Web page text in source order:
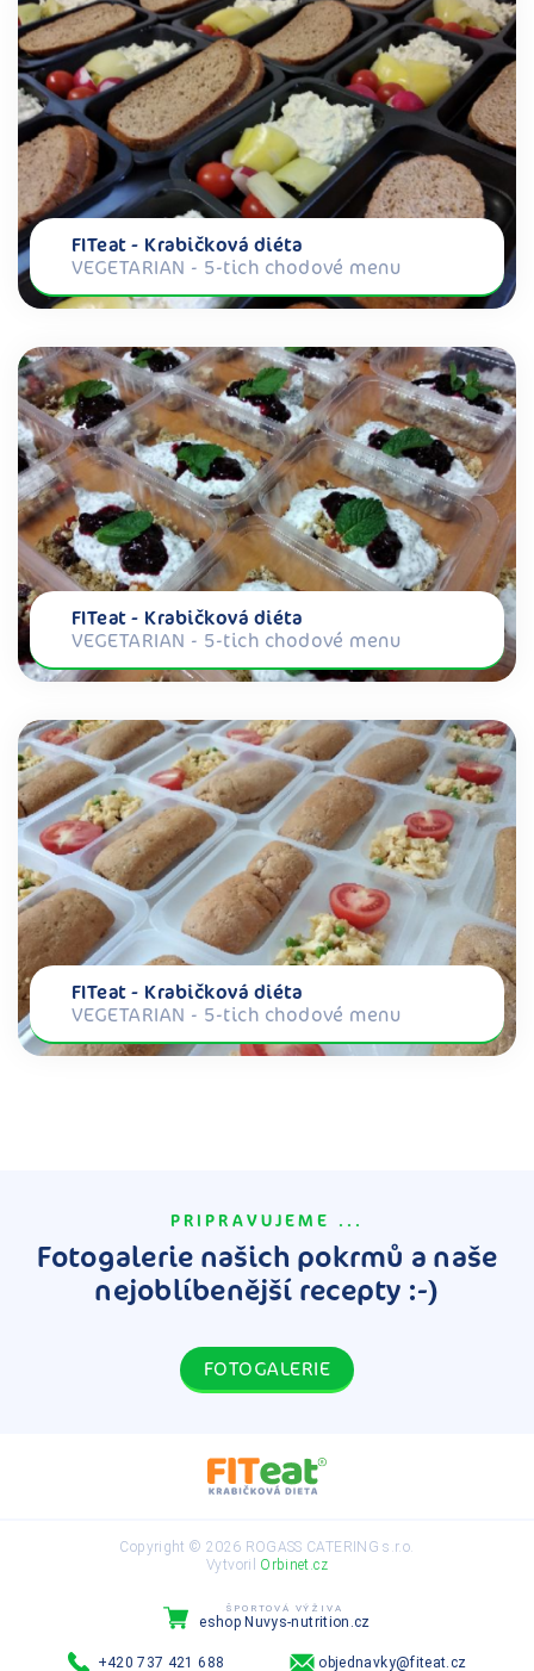
FITeat - Krabičková diéta
VEGETARIAN - 5-tich chodové menu
FITeat - Krabičková diéta
VEGETARIAN - 5-tich chodové menu
FITeat - Krabičková diéta
VEGETARIAN - 5-tich chodové menu
PRIPRAVUJEME ...
Fotogalerie našich pokrmů a naše
nejoblíbenější recepty :-)
FOTOGALERIE
Copyright © 2026 ROGASS CATERING s.r.o.
Vytvoril Orbinet.cz
ŠPORTOVÁ VÝŽIVA
eshop Nuvys-nutrition.cz
+420 737 421 688 objednavky@fiteat.cz